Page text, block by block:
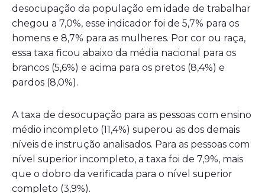
desocupação da população em idade de trabalhar
chegou a 7,0%, esse indicador foi de 5,7% para os
homens e 8,7% para as mulheres. Por cor ou raça,
essa taxa ficou abaixo da média nacional para os
brancos (5,6%) e acima para os pretos (8,4%) e
pardos (8,0%).
A taxa de desocupação para as pessoas com ensino
médio incompleto (11,4%) superou as dos demais
níveis de instrução analisados. Para as pessoas com
nível superior incompleto, a taxa foi de 7,9%, mais
que o dobro da verificada para o nível superior
completo (3,9%).